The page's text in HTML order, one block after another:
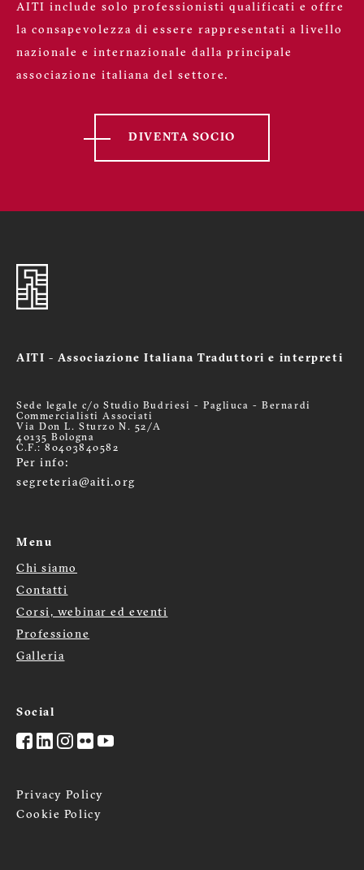
AITI include solo professionisti qualificati e offre
la consapevolezza di essere rappresentati a livello
nazionale e internazionale dalla principale
associazione italiana del settore.
DIVENTA SOCIO
AITI - Associazione Italiana Traduttori e interpreti
Sede legale c/o Studio Budriesi - Pagliuca - Bernardi
Commercialisti Associati
Via Don L. Sturzo N. 52/A
40135 Bologna
C.F.: 80403840582
Per info:
segreteria@aiti.org
Menu
Menù
footer
Chi siamo
Contatti
Corsi, webinar ed eventi
Professione
Galleria
Social
Privacy Policy
Cookie Policy